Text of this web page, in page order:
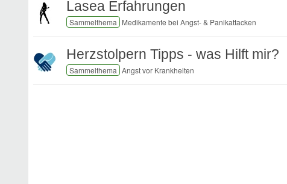
Lasea Erfahrungen
Medikamente bei Angst- & Panikattacken
Herzstolpern Tipps - was Hilft mir?
Angst vor Krankheiten